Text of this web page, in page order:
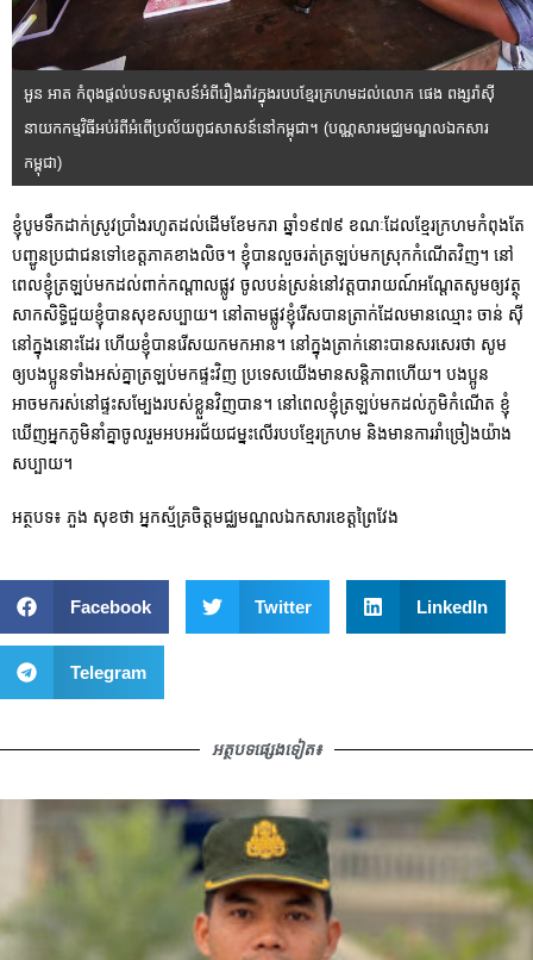
អួន អាត កំពុងផ្តល់បទសម្ភាសន៍អំពីរឿងរ៉ាវក្នុងរបបខ្មែរក្រហមដល់លោក ផេង ពង្សរ៉ាស៊ី
នាយកកម្មវិធីអប់រំពីអំពើប្រល័យពូជសាសន៍នៅកម្ពុជា។ (បណ្ណសារមជ្ឈមណ្ឌលឯកសារ
កម្ពុជា)
ខ្ញុំបូមទឹកដាក់ស្រូវប្រាំងរហូតដល់ដើមខែមករា ឆ្នាំ១៩៧៩ ខណៈដែលខ្មែរក្រហមកំពុងតែ
បញ្ជូនប្រជាជនទៅខេត្តភាគខាងលិច។ ខ្ញុំបានលួចរត់ត្រឡប់មកស្រុកកំណើតវិញ។ នៅ
ពេលខ្ញុំត្រឡប់មកដល់ពាក់កណ្តាលផ្លូវ ចូលបន់ស្រន់នៅវត្តបារាយណ៍អណ្តែតសូមឲ្យវត្ថុ
សាកសិទ្ធិជួយខ្ញុំបានសុខសប្បាយ។ នៅតាមផ្លូវខ្ញុំរើសបានត្រាក់ដែលមានឈ្មោះ ចាន់ ស៊ី
នៅក្នុងនោះដែរ ហើយខ្ញុំបានរើសយកមកអាន។ នៅក្នុងត្រាក់នោះបានសរសេរថា សូម
ឲ្យបងប្អូនទាំងអស់គ្នាត្រឡប់មកផ្ទះវិញ ប្រទេសយើងមានសន្តិភាពហើយ។ បងប្អូន
អាចមករស់នៅផ្ទះសម្បែងរបស់ខ្លួនវិញបាន។ នៅពេលខ្ញុំត្រឡប់មកដល់ភូមិកំណើត ខ្ញុំ
ឃើញអ្នកភូមិនាំគ្នាចូលរួមអបអរជ័យជម្នះលើរបបខ្មែរក្រហម និងមានការរាំច្រៀងយ៉ាង
សប្បាយ។
អត្ថបទ៖ ភួង សុខថា អ្នកស្ម័គ្រចិត្តមជ្ឈមណ្ឌលឯកសារខេត្តព្រៃវែង
Facebook Twitter LinkedIn
Telegram
អត្ថបទផ្សេងទៀត៖